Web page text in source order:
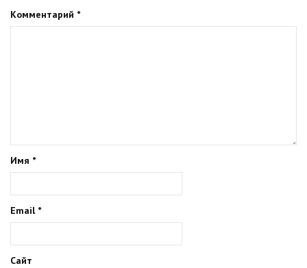
Комментарий *
Имя *
Email *
Сайт